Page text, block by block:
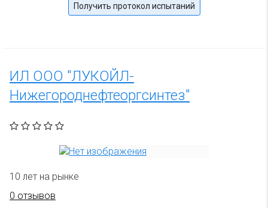
Получить протокол испытаний
ИЛ ООО "ЛУКОЙЛ-
Нижегороднефтеоргсинтез"
10 лет на рынке
0 отзывов